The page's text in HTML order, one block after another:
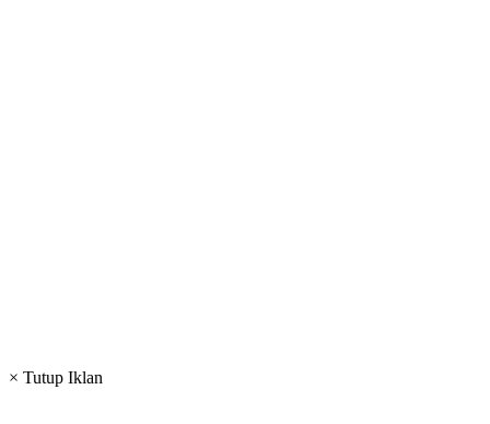
× Tutup Iklan